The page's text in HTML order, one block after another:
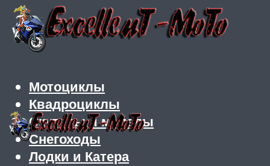
Мотоциклы
Квадроциклы
Скутеры и мопеды
Снегоходы
Лодки и Катера